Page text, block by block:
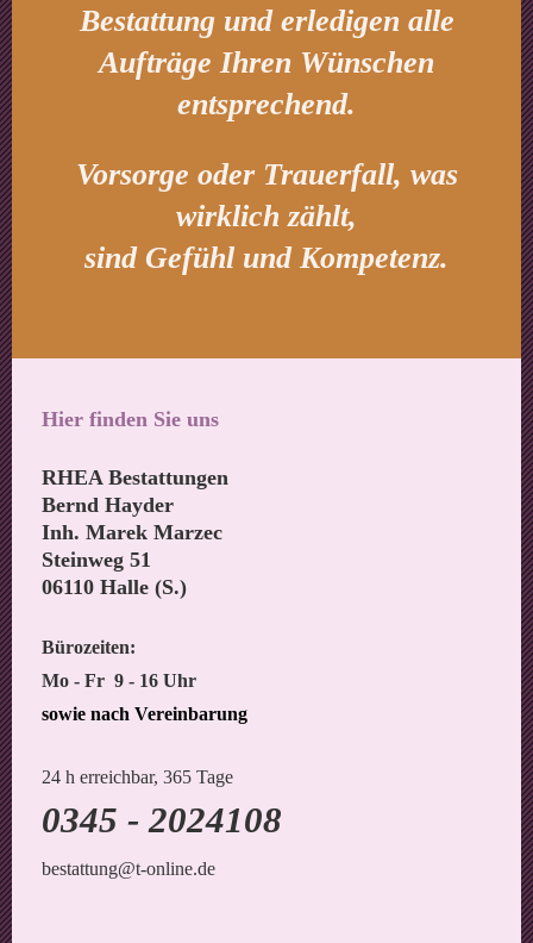
Bestattung und erledigen alle
Aufträge Ihren Wünschen
entsprechend.
Vorsorge oder Trauerfall, was
wirklich zählt,
sind Gefühl und Kompetenz.
Hier finden Sie uns
RHEA Bestattungen
Bernd Hayder
Inh. Marek Marzec
Steinweg 51
06110 Halle (S.)
Bürozeiten:
Mo - Fr 9 - 16 Uhr
sowie nach Vereinbarung
24 h erreichbar, 365 Tage
0345 - 2024108
bestattung@t-online.de